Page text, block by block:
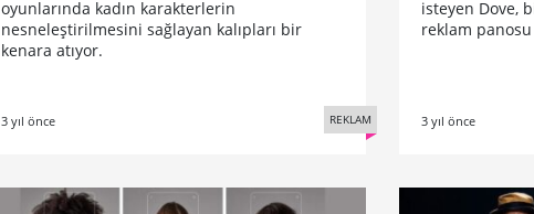
oyunlarında kadın karakterlerin
nesneleştirilmesini sağlayan kalıpları bir
kenara atıyor.
3 yıl önce REKLAM
isteyen Dove,
reklam panosu
3 yıl önce